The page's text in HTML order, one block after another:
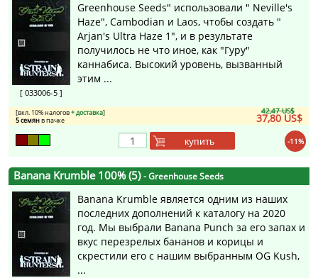
[ 033006-5 ]
Greenhouse Seeds" использовали " Neville's
Haze", Cambodian и Laos, чтобы создать "
Arjan's Ultra Haze 1", и в результате
получилось не что иное, как "Гуру"
каннабиса. Высокий уровень, вызванный
этим ...
42,47 US$
37,80 US$
[вкл. 10% налогов+ доставка]
5 семянв пачке
-11%
купить
Banana Krumble 100% (5)- Greenhouse Seeds
Banana Krumble является одним из наших
последних дополнений к каталогу на 2020
год. Мы выбрали Banana Punch за его запах и
вкус перезрелых бананов и корицы и
скрестили его с нашим выбранным OG Kush,
...